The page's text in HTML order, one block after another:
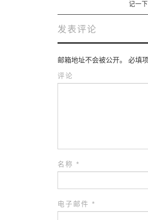
Post navigation
记一
发表评论
邮箱地址不会被公开。 必填
评论
名称 *
电子邮件 *